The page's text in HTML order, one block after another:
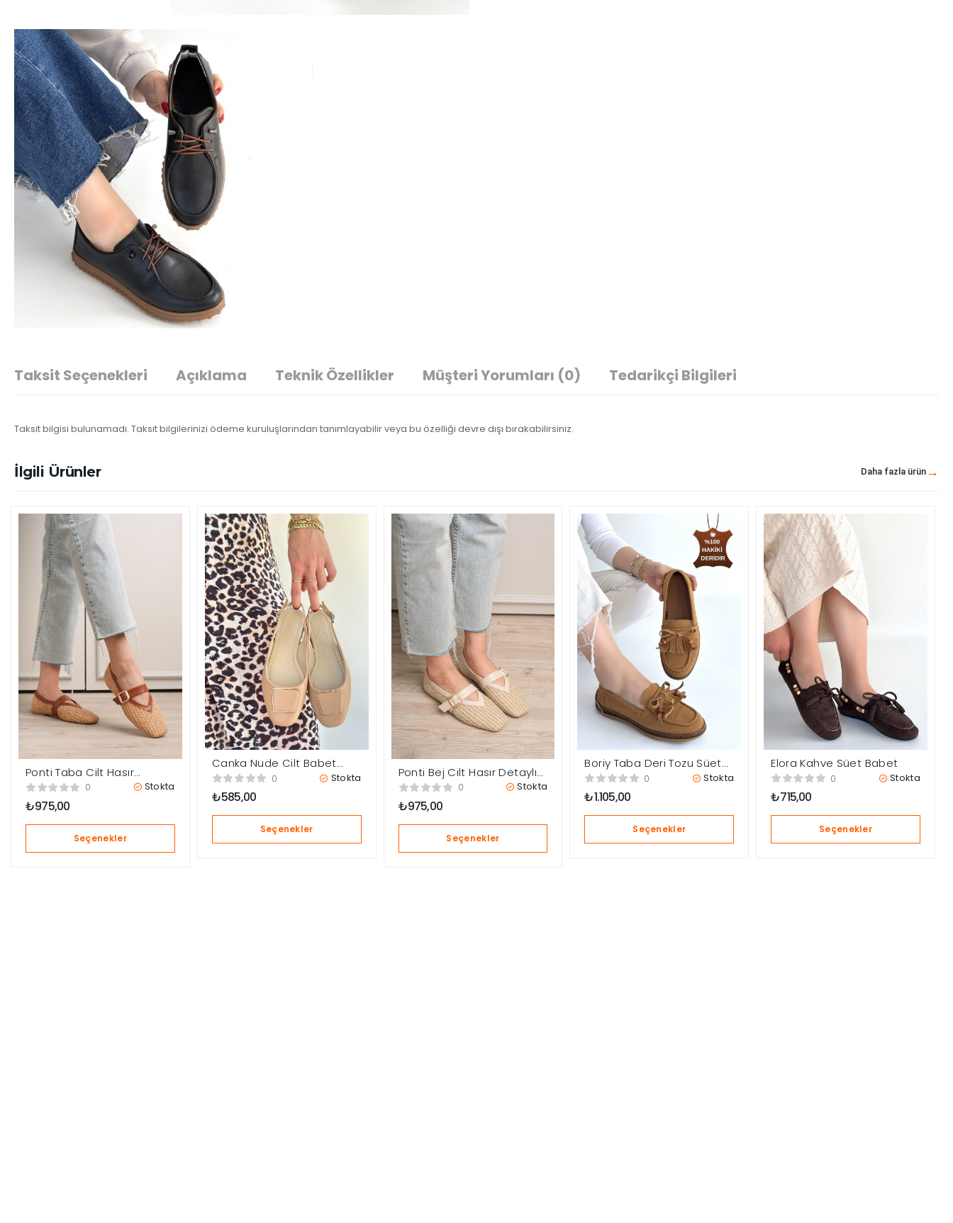
Taksit Seçenekleri Açıklama Teknik Özellikler Müşteri Yorumları (0) Tedarikçi Bilgileri
Taksit bilgisi bulunamadı. Taksit bilgilerinizi ödeme kuruluşlarından tanımlayabilir veya bu özelliği devre dışı bırakabilirsiniz.
İlgili Ürünler Daha fazla ürün
Ponti Taba Cilt Hasır
Detaylı Babet Ayakkabı
0 Stokta
₺975,00
Seçenekler
Canka Nude Cilt Babet
Ayakkabı
0 Stokta
₺585,00
Seçenekler
Ponti Bej Cilt Hasır Detaylı
Babet Ayakkabı
0 Stokta
₺975,00
Seçenekler
Boriy Taba Deri Tozu Süet
Babet Ayakkabı
0 Stokta
₺1.105,00
Seçenekler
Elora Kahve Süet Babet
0 Stokta
₺715,00
Seçenekler